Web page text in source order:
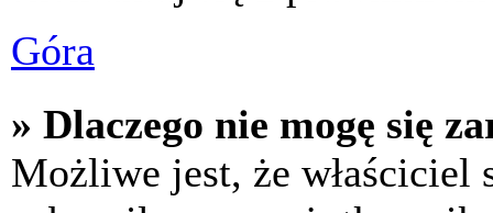
Góra
» Dlaczego nie mogę się
Możliwe jest, że właściciel